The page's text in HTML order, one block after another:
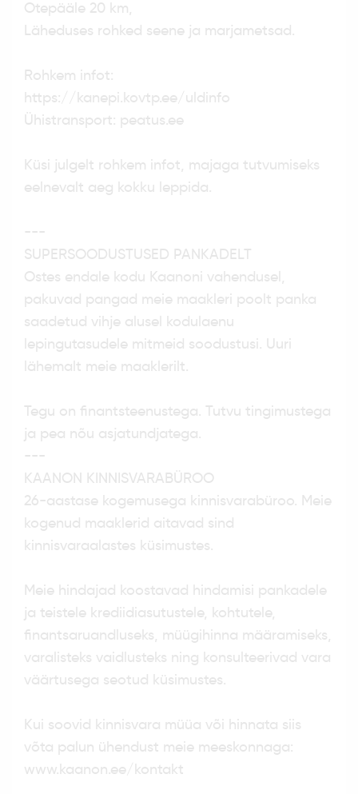
Otepääle 20 km,
Läheduses rohked seene ja marjametsad.
Rohkem infot:
https://kanepi.kovtp.ee/uldinfo
Ühistransport: peatus.ee
Küsi julgelt rohkem infot, majaga tutvumiseks
eelnevalt aeg kokku leppida.
---
SUPERSOODUSTUSED PANKADELT
Ostes endale kodu Kaanoni vahendusel,
pakuvad pangad meie maakleri poolt panka
saadetud vihje alusel kodulaenu
lepingutasudele mitmeid soodustusi. Uuri
lähemalt meie maaklerilt.
Tegu on finantsteenustega. Tutvu tingimustega
ja pea nõu asjatundjatega.
---
KAANON KINNISVARABÜROO
26-aastase kogemusega kinnisvarabüroo. Meie
kogenud maaklerid aitavad sind
kinnisvaraalastes küsimustes.
Meie hindajad koostavad hindamisi pankadele
ja teistele krediidiasutustele, kohtutele,
finantsaruandluseks, müügihinna määramiseks,
varalisteks vaidlusteks ning konsulteerivad vara
väärtusega seotud küsimustes.
Kui soovid kinnisvara müüa või hinnata siis
võta palun ühendust meie meeskonnaga:
www.kaanon.ee/kontakt